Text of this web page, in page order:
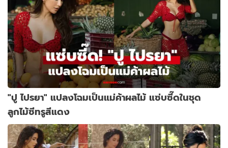
"ปู ไปรยา" แปลงโฉมเป็นแม่ค้าผลไม้ แซ่บซี๊ดในชุด
ลูกไม้ซีทรูสีแดง